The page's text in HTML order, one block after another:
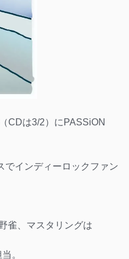
CDは3/2）にPASSiON
でインディーロックファン
雀、マスタリングは
。